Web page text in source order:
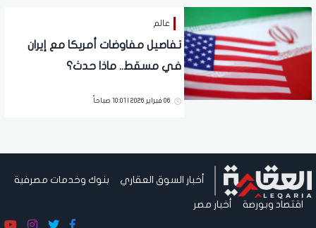
عالم
تفاصيل مفاوضات أمريكا مع إيران
في مسقط.. ماذا حدث؟
06 فبراير 2026 | 10:01 صباحاً
أخبار السوق العقاري بنوك وخدمات مصرفية
اقتصاد وبورصة أخبار مصر